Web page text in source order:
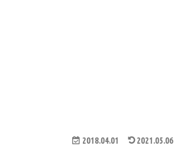
2018.04.01 2021.05.06